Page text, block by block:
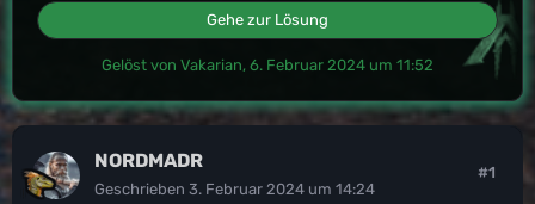
Gehe zur Lösung
Gelöst von Vakarian, 6. Februar 2024 um 11:52
NORDMADR
Geschrieben 3. Februar 2024 um 14:24
#1